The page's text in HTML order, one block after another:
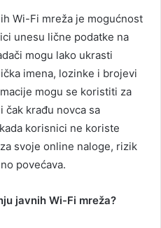
Wi-Fi mreža je mogućnost
unesu lične podatke na
mogu lako ukrasti
imena, lozinke i brojevi
mogu se koristiti za
krađu novca sa
korisnici ne koriste
svoje online naloge, rizik
povećava.
javnih Wi-Fi mreža?